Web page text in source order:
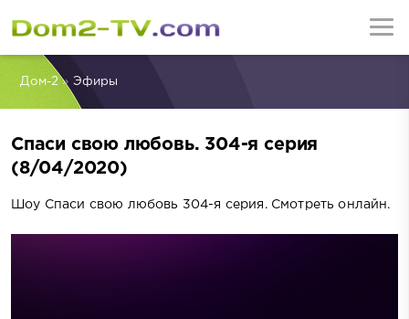
Дом-2» Эфиры
Спаси свою любовь. 304-я серия
(8/04/2020)
Шоу Спаси свою любовь 304-я серия. Смотреть онлайн.